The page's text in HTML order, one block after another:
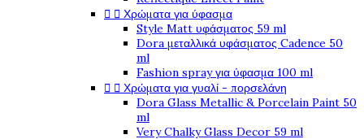
  Χρώματα για ύφασμα
Style Matt υφάσματος 59 ml
Dora μεταλλικά υφάσματος Cadence 50
ml
Fashion spray για ύφασμα 100 ml
  Χρώματα για γυαλί - πορσελάνη
Dora Glass Metallic & Porcelain Paint 50
ml
Very Chalky Glass Decor 59 ml